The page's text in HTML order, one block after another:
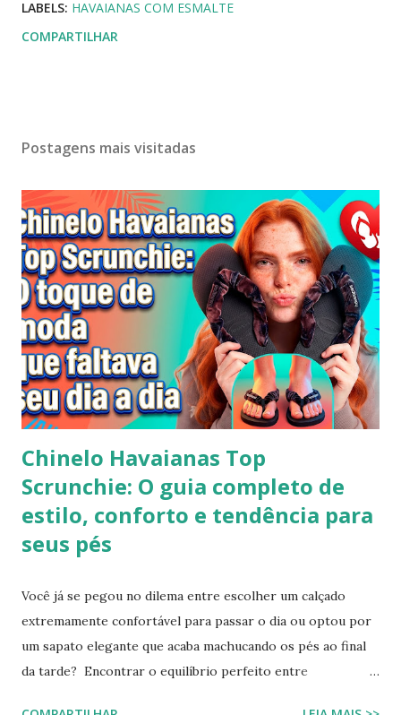
LABELS: HAVAIANAS COM ESMALTE
COMPARTILHAR
Postagens mais visitadas
Chinelo Havaianas Top
Scrunchie: O guia completo de
estilo, conforto e tendência para
seus pés
Você já se pegou no dilema entre escolher um calçado
extremamente confortável para passar o dia ou optou por
um sapato elegante que acaba machucando os pés ao final
da tarde? Encontrar o equilíbrio perfeito entre